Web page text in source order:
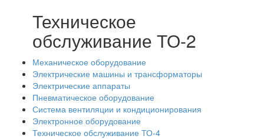
Техническое
обслуживание ТО-2
Механическое оборудование
Электрические машины и трансформаторы
Электрические аппараты
Пневматическое оборудование
Система вентиляции и кондиционирования
Электронное оборудование
Техническое обслуживание ТО-4